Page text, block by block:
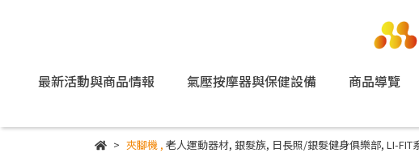
最新活動與商品情報 氣壓按摩器與保健設備 商品導覽
夾腳機, 老人運動器材, 銀髮族, 日長照/銀髮健身俱樂部, LI-FIT